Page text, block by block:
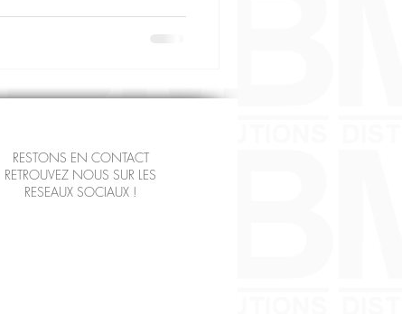
RESTONS EN CONTACT
RETROUVEZ NOUS SUR LES
RESEAUX SOCIAUX !